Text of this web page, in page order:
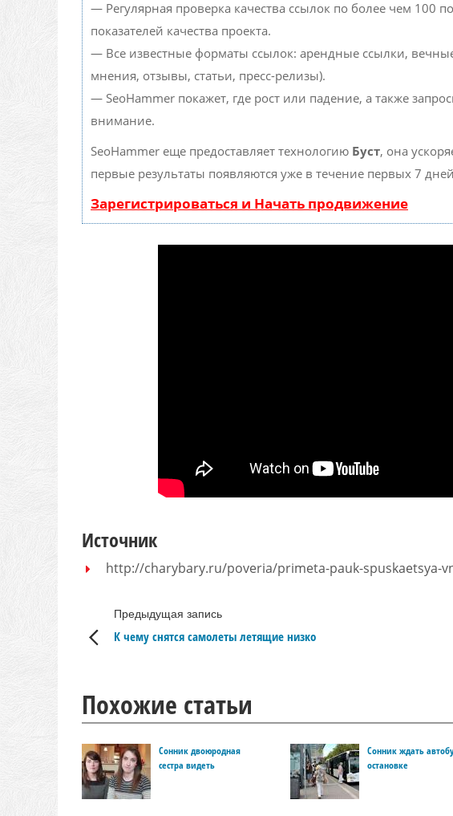
— Регулярная проверка качества ссылок по более чем 100
показателей качества проекта.
— Все известные форматы ссылок: арендные ссылки,
мнения, отзывы, статьи, пресс-релизы).
— SeoHammer покажет, где рост или падение, а также
внимание.
SeoHammer еще предоставляет технологию Буст, она
первые результаты появляются уже в течение первых 7
Зарегистрироваться и Начать продвижение
Источник
http://charybary.ru/poveria/primeta-pauk-spuskaetsya-
Предыдущая запись
К чему снятся самолеты летящие низко
Похожие статьи
Сонник двоюродная
сестра видеть
Сонник ждать
остановке